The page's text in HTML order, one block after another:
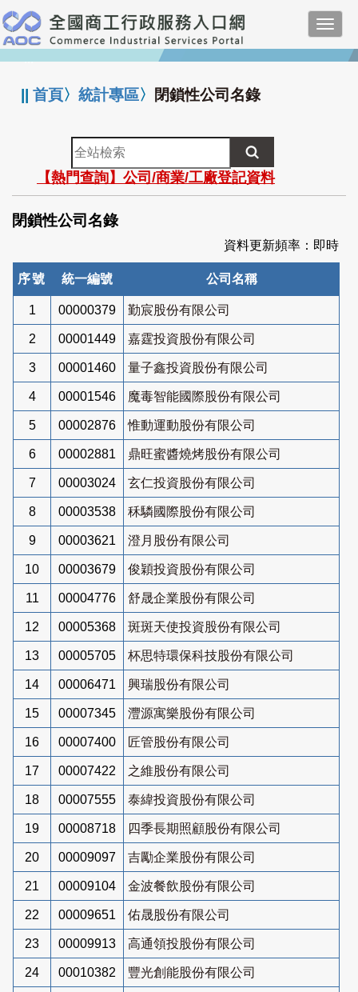
跳
到
主
要
:::
||首頁〉統計專區〉 閉鎖性公司名錄
全
站
檢
索
【熱門查詢】公司/商業/工廠登記資料
閉鎖性公司名錄
資料更新頻率：即時
序號 統一編號 公司名稱
1 00000379 勤宸股份有限公司
2 00001449 嘉霆投資股份有限公司
3 00001460 量子鑫投資股份有限公司
4 00001546 魔毒智能國際股份有限公司
5 00002876 惟動運動股份有限公司
6 00002881 鼎旺蜜醬燒烤股份有限公司
7 00003024 玄仁投資股份有限公司
8 00003538 秝驎國際股份有限公司
9 00003621 澄月股份有限公司
10 00003679 俊穎投資股份有限公司
11 00004776 舒晟企業股份有限公司
12 00005368 斑斑天使投資股份有限公司
13 00005705 杯思特環保科技股份有限公司
14 00006471 興瑞股份有限公司
15 00007345 灃源寓樂股份有限公司
16 00007400 匠管股份有限公司
17 00007422 之維股份有限公司
18 00007555 泰緯投資股份有限公司
19 00008718 四季長期照顧股份有限公司
20 00009097 吉勵企業股份有限公司
21 00009104 金波餐飲股份有限公司
22 00009651 佑晟股份有限公司
23 00009913 高通領投股份有限公司
24 00010382 豐光創能股份有限公司